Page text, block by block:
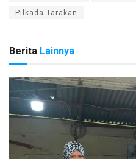
Pilkada Tarakan
Berita Lainnya